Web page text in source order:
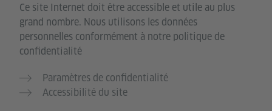
Ce site Internet doit être accessible et utile au plus
grand nombre. Nous utilisons les données
personnelles conformément à notre politique de
confidentialité
Paramètres de confidentialité
Accessibilité du site